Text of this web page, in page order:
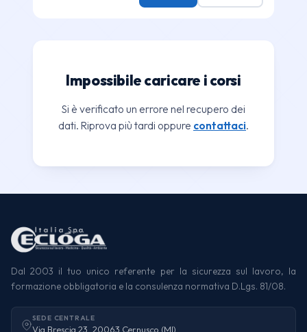
Impossibile caricare i corsi
Si è verificato un errore nel recupero dei
dati. Riprova più tardi oppure contattaci.
Dal 2003 il tuo unico referente per la sicurezza sul lavoro, la
formazione obbligatoria e la consulenza normativa D.Lgs. 81/08.
SEDE CENTRALE
Via Brescia 23, 20063 Cernusco (MI)